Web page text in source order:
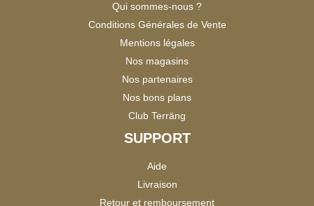
Qui sommes-nous ?
Conditions Générales de Vente
Mentions légales
Nos magasins
Nos partenaires
Nos bons plans
Club Terräng
SUPPORT
Aide
Livraison
Retour et remboursement